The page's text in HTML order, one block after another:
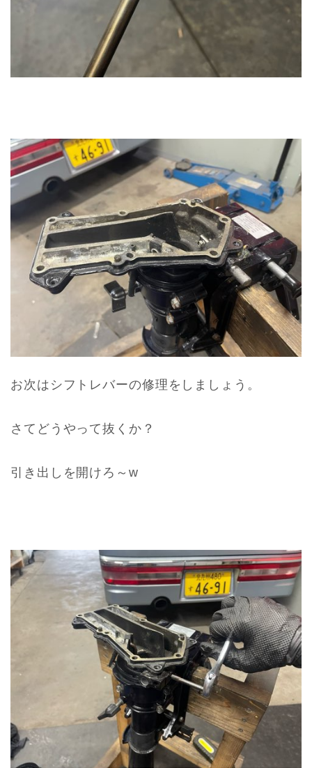
お次はシフトレバーの修理をしましょう。
さてどうやって抜くか？
引き出しを開けろ～w